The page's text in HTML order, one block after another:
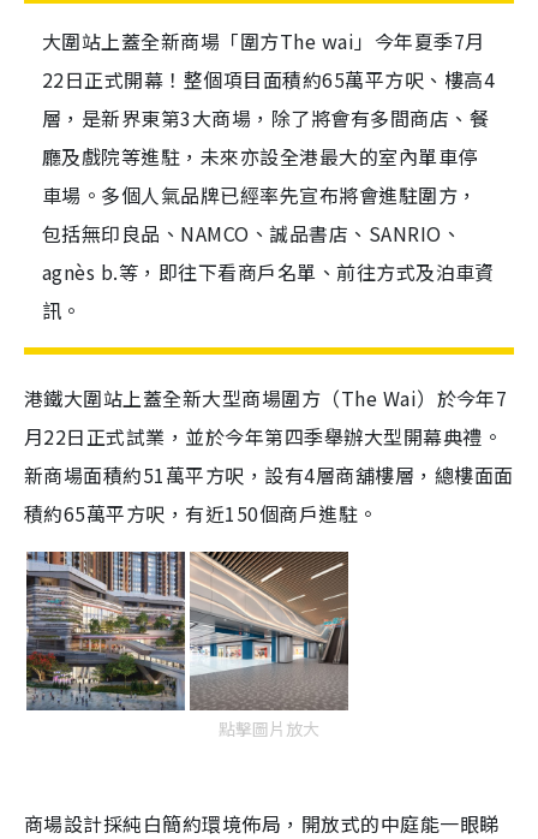
大圍站上蓋全新商場「圍方The wai」今年夏季7月
22日正式開幕！整個項目面積約65萬平方呎、樓高4
層，是新界東第3大商場，除了將會有多間商店、餐
廳及戲院等進駐，未來亦設全港最大的室內單車停
車場。多個人氣品牌已經率先宣布將會進駐圍方，
包括無印良品、NAMCO、誠品書店、SANRIO、
agnès b.等，即往下看商戶名單、前往方式及泊車資
訊。
港鐵大圍站上蓋全新大型商場圍方（The Wai）於今年7
月22日正式試業，並於今年第四季舉辦大型開幕典禮。
新商場面積約51萬平方呎，設有4層商舖樓層，總樓面面
積約65萬平方呎，有近150個商戶進駐。
點擊圖片放大
商場設計採純白簡約環境佈局，開放式的中庭能一眼睇